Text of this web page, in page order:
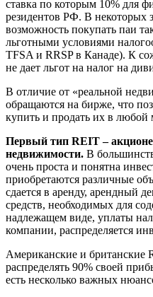
ставка по которым 10% для
резидентов РФ. В некоторых
возможность покупать паи
льготными условиями
TFSA и RRSP в Канаде). К
не дает льгот на налог на
В отличие от «реальной
обращаются на бирже, что
купить и продать их в любой
Первый тип REIT –
недвижимости. В
очень проста и понятна
приобретаются различные
сдается в аренду, арендный
средств, необходимых для
надлежащем виде, уплаты
компании, распределяется
Американские и британские
распределять 90% своей
есть несколько важных